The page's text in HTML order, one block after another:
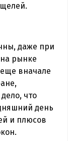
даже при
рынке
еще вначале
что
день
и плюсов